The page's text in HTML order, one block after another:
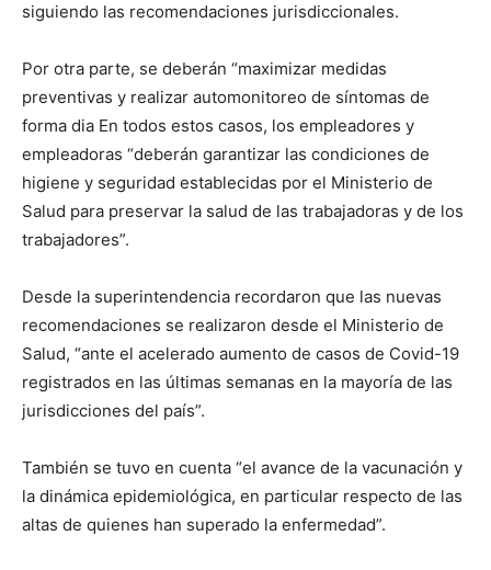
siguiendo las recomendaciones jurisdiccionales.
Por otra parte, se deberán “maximizar medidas
preventivas y realizar automonitoreo de síntomas de
forma dia En todos estos casos, los empleadores y
empleadoras “deberán garantizar las condiciones de
higiene y seguridad establecidas por el Ministerio de
Salud para preservar la salud de las trabajadoras y de los
trabajadores”.
Desde la superintendencia recordaron que las nuevas
recomendaciones se realizaron desde el Ministerio de
Salud, “ante el acelerado aumento de casos de Covid-19
registrados en las últimas semanas en la mayoría de las
jurisdicciones del país”.
También se tuvo en cuenta “el avance de la vacunación y
la dinámica epidemiológica, en particular respecto de las
altas de quienes han superado la enfermedad”.